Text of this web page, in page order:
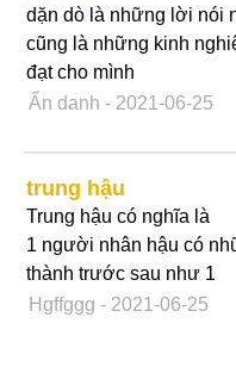
dặn dò là những lời nói
cũng là những kinh
đạt cho mình
Ẩn danh - 2021-06-25
trung hậu
Trung hậu có nghĩa là
1 người nhân hậu có
thành trước sau như 1
Hgffggg - 2021-06-25